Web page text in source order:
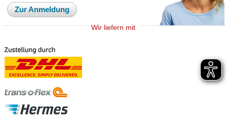
Zur Anmeldung
Wir liefern mit